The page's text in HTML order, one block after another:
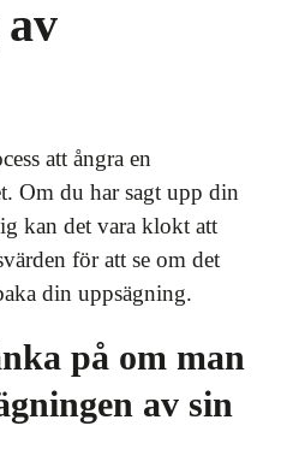
att ångra en
Om du har sagt upp din
kan det vara klokt att
för att se om det
din uppsägning.
på om man
av sin